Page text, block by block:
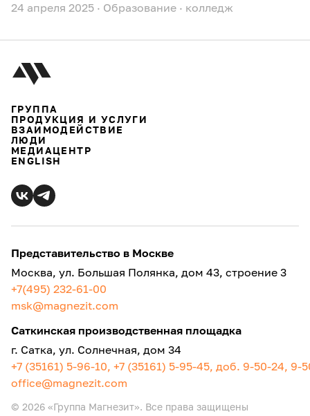
24 апреля 2025 · Образование · колледж
ГРУППА
ПРОДУКЦИЯ И УСЛУГИ
ВЗАИМОДЕЙСТВИЕ
ЛЮДИ
МЕДИАЦЕНТР
ENGLISH
Представительство в Москве
Москва, ул. Большая Полянка, дом 43, строение 3
+7(495) 232-61-00
msk@magnezit.com
Саткинская производственная площадка
г. Сатка, ул. Солнечная, дом 34
+7 (35161) 5-96-10, +7 (35161) 5-95-45, доб. 9-50-24, 9-
office@magnezit.com
© 2026 «Группа Магнезит». Все права защищены